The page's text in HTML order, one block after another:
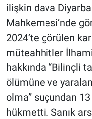
ilişkin dava
Mahkemesi’nde
2024’te görülen
müteahhitler
hakkında “Bilinçli
ölümüne ve
olma” suçundan 13
hükmetti. Sanık